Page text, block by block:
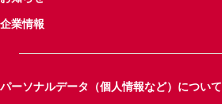
企業情報
パーソナルデータ（個人情報など）について